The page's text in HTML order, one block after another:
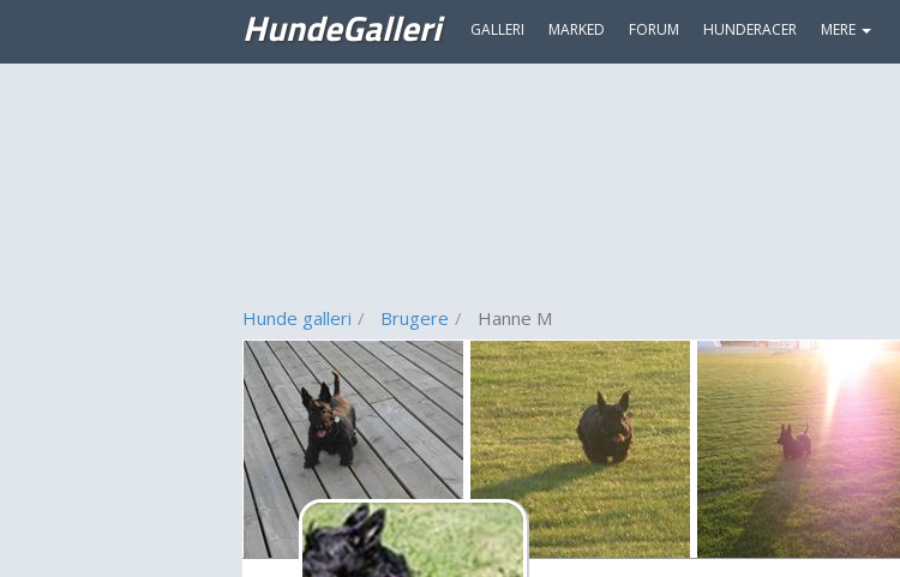
HundeGalleri GALLERI MARKED FORUM HUNDERACER MERE
Hunde galleri Brugere Hanne M